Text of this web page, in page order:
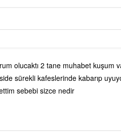
olucaktı 2 tane muhabet kuşum
sürekli kafeslerinde kabarıp
sebebi sizce nedir